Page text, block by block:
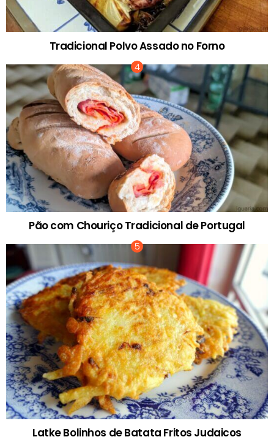
Tradicional Polvo Assado no Forno
Pão com Chouriço Tradicional de Portugal
Latke Bolinhos de Batata Fritos Judaicos